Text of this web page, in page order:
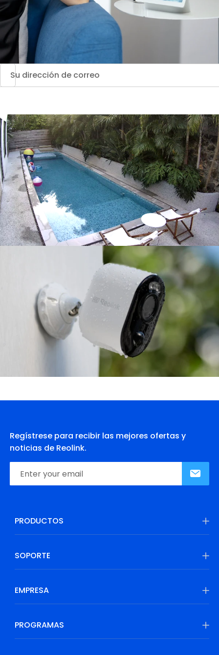
Regístrese para recibir las mejores ofertas y
noticias de Reolink.
PRODUCTOS
SOPORTE
EMPRESA
PROGRAMAS